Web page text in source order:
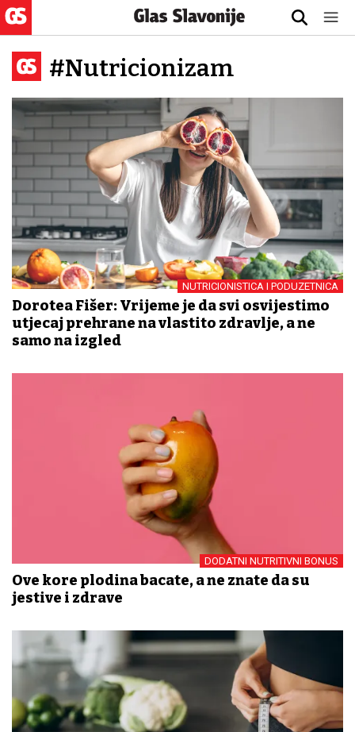
#Nutricionizam
NUTRICIONISTICA I PODUZETNICA
Dorotea Fišer: Vrijeme je da svi osvijestimo
utjecaj prehrane na vlastito zdravlje, a ne
samo na izgled
DODATNI NUTRITIVNI BONUS
Ove kore plodina bacate, a ne znate da su
jestive i zdrave